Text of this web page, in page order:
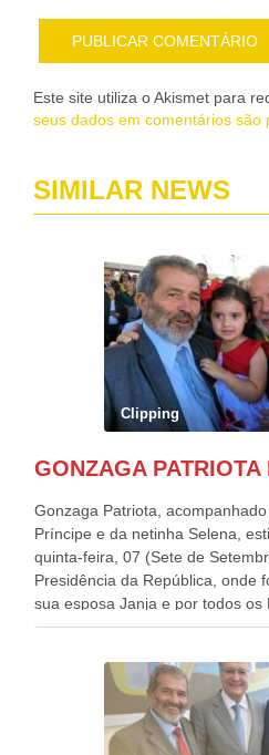
Este site utiliza o Akismet para
seus dados em comentários são
SIMILAR NEWS
Clipping
Gonzaga Patriota,
Príncipe e da netinha Selena,
quinta-feira, 07 (Sete de
Presidência da República, onde
sua esposa Janja e por todos os
estavam presentes, nos
outros desfiles, na Esplanada
o deste ano, o maior e o mais
quatro décadas, como Patriota
anualmente dos desfiles de